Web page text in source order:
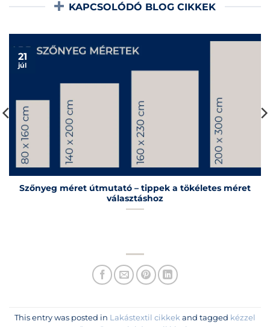
KAPCSOLÓDÓ BLOG CIKKEK
Szőnyeg méret útmutató – tippek a tökéletes méret
választáshoz
21
júl
This entry was posted in Lakástextil cikkek and tagged kézzel